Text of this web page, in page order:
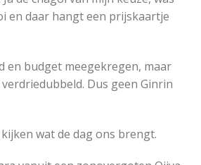
en daar hangt een prijskaartje
en budget meegekregen, maar
Dus geen Ginrin
wat de dag ons brengt.